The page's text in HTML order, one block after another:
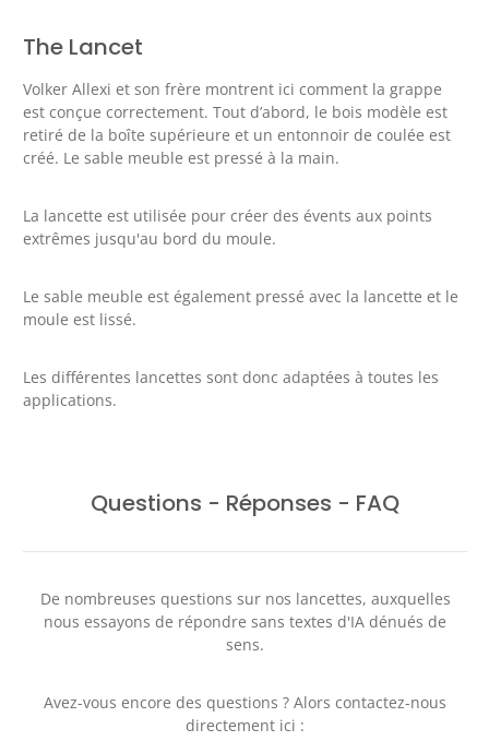
The Lancet
Volker Allexi et son frère montrent ici comment la grappe
est conçue correctement. Tout d’abord, le bois modèle est
retiré de la boîte supérieure et un entonnoir de coulée est
créé. Le sable meuble est pressé à la main.
La lancette est utilisée pour créer des évents aux points
extrêmes jusqu'au bord du moule.
Le sable meuble est également pressé avec la lancette et le
moule est lissé.
Les différentes lancettes sont donc adaptées à toutes les
applications.
Questions - Réponses - FAQ
De nombreuses questions sur nos lancettes, auxquelles
nous essayons de répondre sans textes d'IA dénués de
sens.
Avez-vous encore des questions ? Alors contactez-nous
directement ici :